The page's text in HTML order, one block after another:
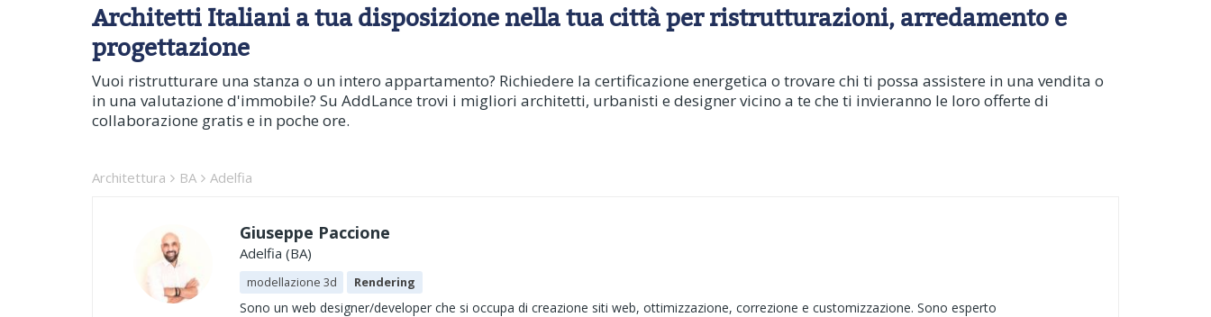
Architetti Italiani a tua disposizione nella tua città per ristrutturazioni, arredamento e
progettazione
Vuoi ristrutturare una stanza o un intero appartamento? Richiedere la certificazione energetica o trovare chi ti possa assistere in una vendita o
in una valutazione d'immobile? Su AddLance trovi i migliori architetti, urbanisti e designer vicino a te che ti invieranno le loro offerte di
collaborazione gratis e in poche ore.
Architettura BA Adelfia
Giuseppe Paccione
Adelfia (BA)
modellazione 3d Rendering
Sono un web designer/developer che si occupa di creazione siti web, ottimizzazione, correzione e customizzazione. Sono esperto